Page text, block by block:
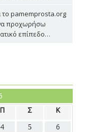
το pamemprosta.org
προχωρήσω
επίπεδο…
Π Σ Κ
4 5
6